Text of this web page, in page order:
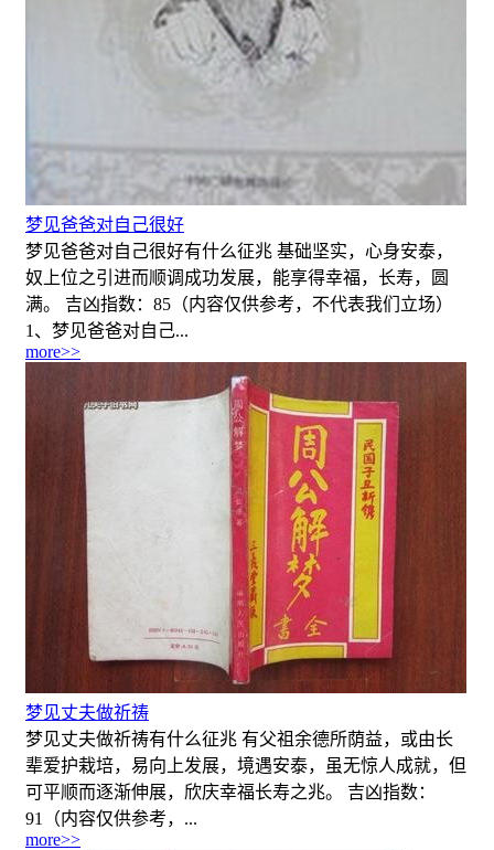
梦见爸爸对自己很好
梦见爸爸对自己很好有什么征兆 基础坚实，心身安泰，
奴上位之引进而顺调成功发展，能享得幸福，长寿，圆
满。 吉凶指数：85（内容仅供参考，不代表我们立场）
1、梦见爸爸对自己...
more>>
梦见丈夫做祈祷
梦见丈夫做祈祷有什么征兆 有父祖余德所荫益，或由长
辈爱护栽培，易向上发展，境遇安泰，虽无惊人成就，但
可平顺而逐渐伸展，欣庆幸福长寿之兆。 吉凶指数：
91（内容仅供参考，...
more>>